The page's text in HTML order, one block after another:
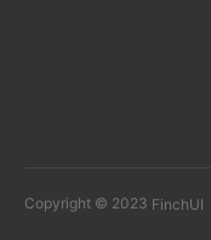
Copyright © 2023 FinchUI